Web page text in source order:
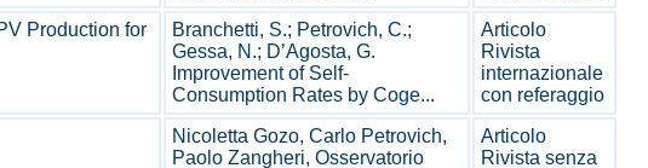
Production for
Branchetti, S.; Petrovich, C.;
Gessa, N.; D’Agosta, G.
Improvement of Self-
Consumption Rates by Coge...
Articolo
Rivista
internazionale
con referaggio
Nicoletta Gozo, Carlo Petrovich,
Paolo Zangheri, Osservatorio
Articolo
Rivista senza